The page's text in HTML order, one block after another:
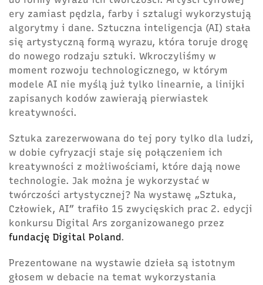
ery zamiast pędzla, farby i sztalugi wykorzystują
algorytmy i dane. Sztuczna inteligencja (AI) stała
się artystyczną formą wyrazu, która toruje drogę
do nowego rodzaju sztuki. Wkroczyliśmy w
moment rozwoju technologicznego, w którym
modele AI nie myślą już tylko linearnie, a linijki
zapisanych kodów zawierają pierwiastek
kreatywności.
Sztuka zarezerwowana do tej pory tylko dla ludzi,
w dobie cyfryzacji staje się połączeniem ich
kreatywności z możliwościami, które dają nowe
technologie. Jak można je wykorzystać w
twórczości artystycznej? Na wystawę „Sztuka,
Człowiek, AI” trafiło 15 zwycięskich prac 2. edycji
konkursu Digital Ars zorganizowanego przez
fundację Digital Poland.
Prezentowane na wystawie dzieła są istotnym
głosem w debacie na temat wykorzystania